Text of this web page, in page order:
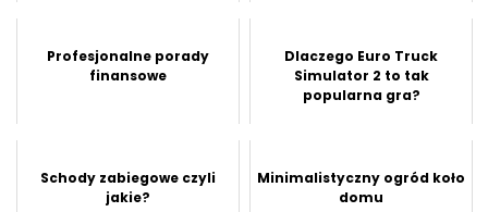
Profesjonalne porady
finansowe
Dlaczego Euro Truck
Simulator 2 to tak
popularna gra?
Schody zabiegowe czyli
jakie?
Minimalistyczny ogród koło
domu